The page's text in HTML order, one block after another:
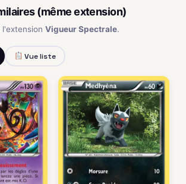
(même extension)
Vigueur Spectrale.
Vue liste